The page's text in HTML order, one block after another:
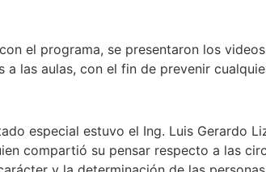
el programa, se presentaron los
a las aulas, con el fin de prevenir
especial estuvo el Ing. Luis Gerardo
compartió su pensar respecto a las